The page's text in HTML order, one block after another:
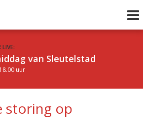
LIVE:
van Sleutelstad
uur
storing op